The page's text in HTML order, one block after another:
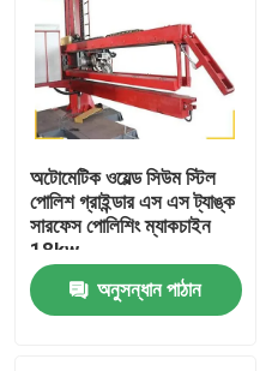
অটোমেটিক ওয়েল্ড সিউম স্টিল
পোলিশ গ্রাইন্ডার এস এস ট্যাঙ্ক
সারফেস পোলিশিং ম্যাকচাইন
18kw
অনুসন্ধান পাঠান